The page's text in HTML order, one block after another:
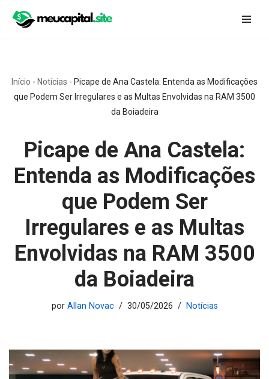
conteúdo
Início - Notícias - Picape de Ana Castela: Entenda as Modificações
que Podem Ser Irregulares e as Multas Envolvidas na RAM 3500
da Boiadeira
Picape de Ana Castela:
Entenda as Modificações
que Podem Ser
Irregulares e as Multas
Envolvidas na RAM 3500
da Boiadeira
por Allan Novac 30/05/2026 Notícias